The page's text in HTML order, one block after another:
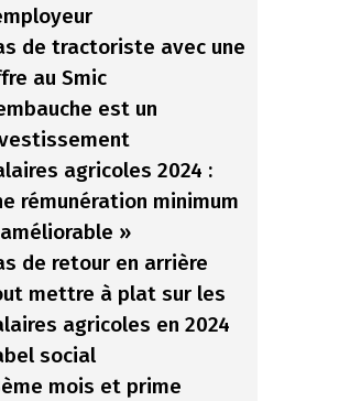
de tractoriste avec une
au Smic
est un
agricoles 2024 :
rémunération minimum
»
de retour en arrière
mettre à plat sur les
agricoles en 2024
social
mois et prime